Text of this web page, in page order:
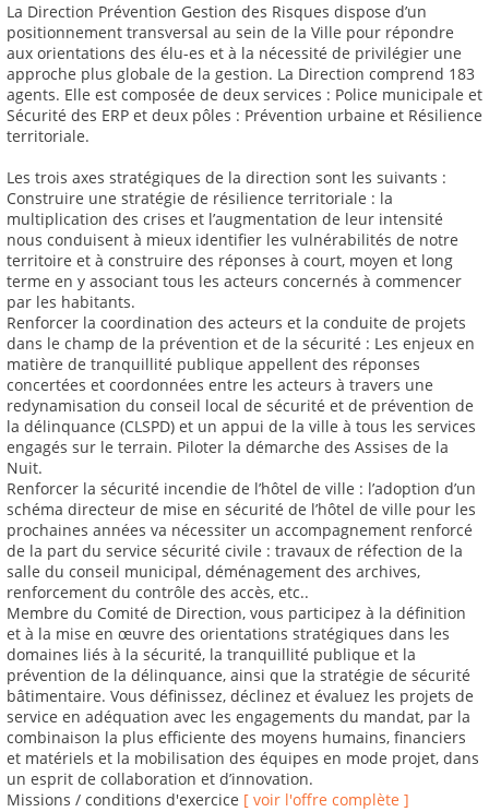
La Direction Prévention Gestion des Risques dispose d’un
positionnement transversal au sein de la Ville pour répondre
aux orientations des élu-es et à la nécessité de privilégier une
approche plus globale de la gestion. La Direction comprend 183
agents. Elle est composée de deux services : Police municipale et
Sécurité des ERP et deux pôles : Prévention urbaine et Résilience
territoriale.
Les trois axes stratégiques de la direction sont les suivants :
Construire une stratégie de résilience territoriale : la
multiplication des crises et l’augmentation de leur intensité
nous conduisent à mieux identifier les vulnérabilités de notre
territoire et à construire des réponses à court, moyen et long
terme en y associant tous les acteurs concernés à commencer
par les habitants.
Renforcer la coordination des acteurs et la conduite de projets
dans le champ de la prévention et de la sécurité : Les enjeux en
matière de tranquillité publique appellent des réponses
concertées et coordonnées entre les acteurs à travers une
redynamisation du conseil local de sécurité et de prévention de
la délinquance (CLSPD) et un appui de la ville à tous les services
engagés sur le terrain. Piloter la démarche des Assises de la
Nuit.
Renforcer la sécurité incendie de l’hôtel de ville : l’adoption d’un
schéma directeur de mise en sécurité de l’hôtel de ville pour les
prochaines années va nécessiter un accompagnement renforcé
de la part du service sécurité civile : travaux de réfection de la
salle du conseil municipal, déménagement des archives,
renforcement du contrôle des accès, etc..
Membre du Comité de Direction, vous participez à la définition
et à la mise en œuvre des orientations stratégiques dans les
domaines liés à la sécurité, la tranquillité publique et la
prévention de la délinquance, ainsi que la stratégie de sécurité
bâtimentaire. Vous définissez, déclinez et évaluez les projets de
service en adéquation avec les engagements du mandat, par la
combinaison la plus efficiente des moyens humains, financiers
et matériels et la mobilisation des équipes en mode projet, dans
un esprit de collaboration et d’innovation.
Missions / conditions d'exercice [ voir l'offre complète ]